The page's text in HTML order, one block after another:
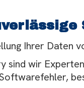
Ihrer Daten
sind wir